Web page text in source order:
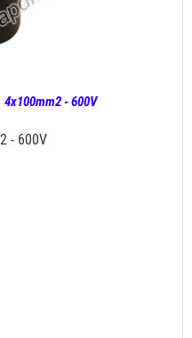
4x100mm2 - 600V
- 600V